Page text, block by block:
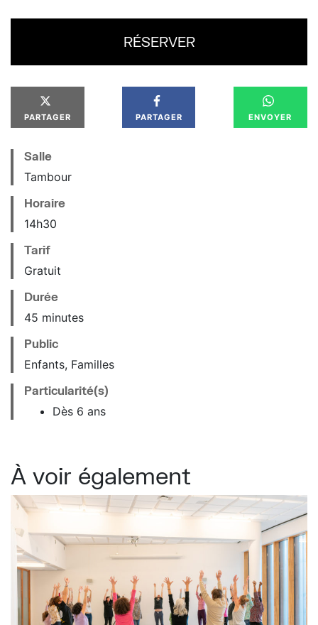
RÉSERVER
PARTAGER PARTAGER ENVOYER
Salle
Tambour
Horaire
14h30
Tarif
Gratuit
Durée
45 minutes
Public
Enfants, Familles
Particularité(s)
Dès 6 ans
À voir également